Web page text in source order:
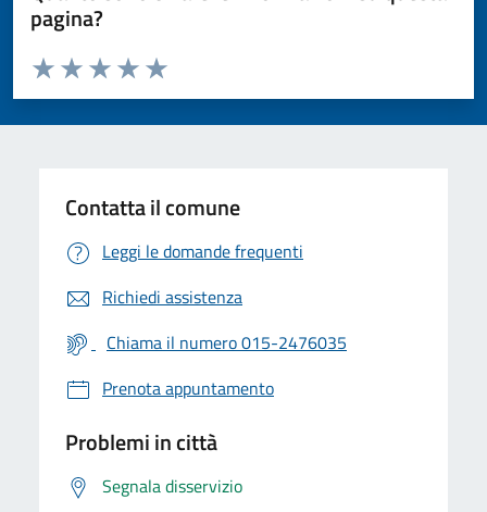
pagina?
Valuta da 1 a 5 stelle la pagina
Valuta 5 stelle su 5
Valuta 4 stelle su 5
Valuta 3 stelle su 5
Valuta 2 stelle su 5
Valuta 1 stelle su 5
Contatta il comune
Leggi le domande frequenti
Richiedi assistenza
Chiama il numero 015-2476035
Prenota appuntamento
Problemi in città
Segnala disservizio